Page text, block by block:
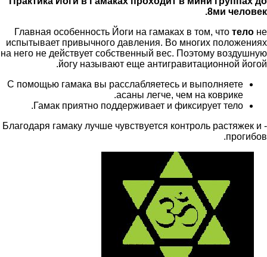
8ми человек.
Главная особенность Йоги на гамаках в том, что тело не
испытывает привычного давления. Во многих положениях
на него не действует собственный вес. Поэтому воздушную
йогу называют еще антигравитационной йогой.
С помощью гамака вы расслабляетесь и выполняете
асаны легче, чем на коврике.
Гамак приятно поддерживает и фиксирует тело.
- Благодаря гамаку лучше чувствуется контроль растяжек и
прогибов.